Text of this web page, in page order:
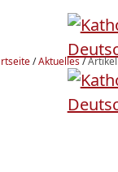
/Aktuelles/Artikel